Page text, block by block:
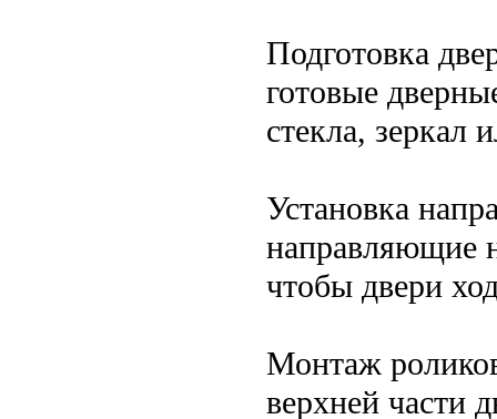
Подготовка
готовые
стекла, зеркал
Установка
направляющие
чтобы двери
Монтаж
верхней части